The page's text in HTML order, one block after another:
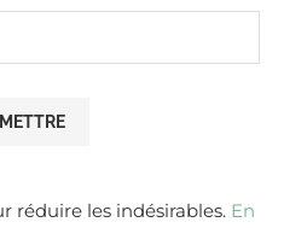
réduire les indésirables. En